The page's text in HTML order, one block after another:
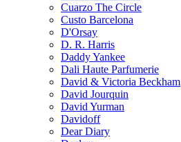
Cuarzo The Circle
Custo Barcelona
D'Orsay
D. R. Harris
Daddy Yankee
Dali Haute Parfumerie
David & Victoria Beckham
David Jourquin
David Yurman
Davidoff
Dear Diary